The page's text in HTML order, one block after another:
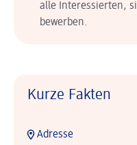
alle Interessierten,
bewerben.
Kurze Fakten
Adresse